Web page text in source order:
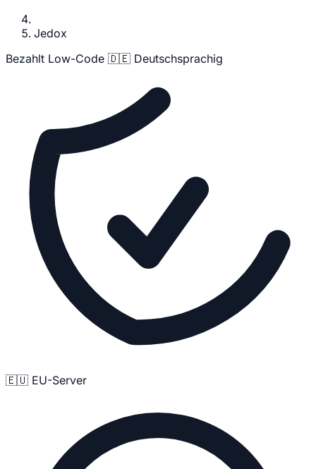
Jedox
Bezahlt Low-Code 🇩🇪 Deutschsprachig
🇪🇺 EU-Server